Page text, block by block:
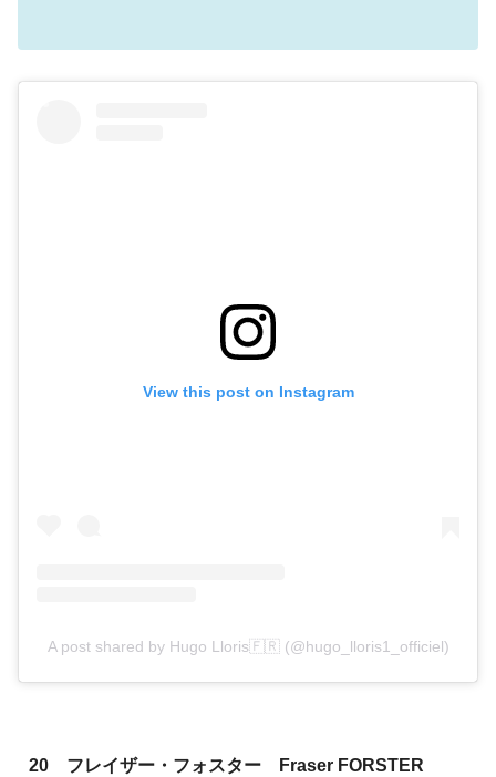
View this post on Instagram
A post shared by Hugo Lloris🇫🇷 (@hugo_lloris1_officiel)
20 フレイザー・フォスター Fraser FORSTER